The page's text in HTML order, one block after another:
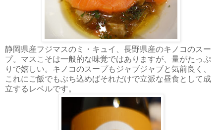
静岡県産フジマスのミ・キュイ、長野県産のキノコのスー
プ。マスこそは一般的な味覚ではありますが、量がたっぷ
りで嬉しい。キノコのスープもジャブジャブと気前良く、
これにご飯でもぶち込めばそれだけで立派な昼食として成
立するレベルです。